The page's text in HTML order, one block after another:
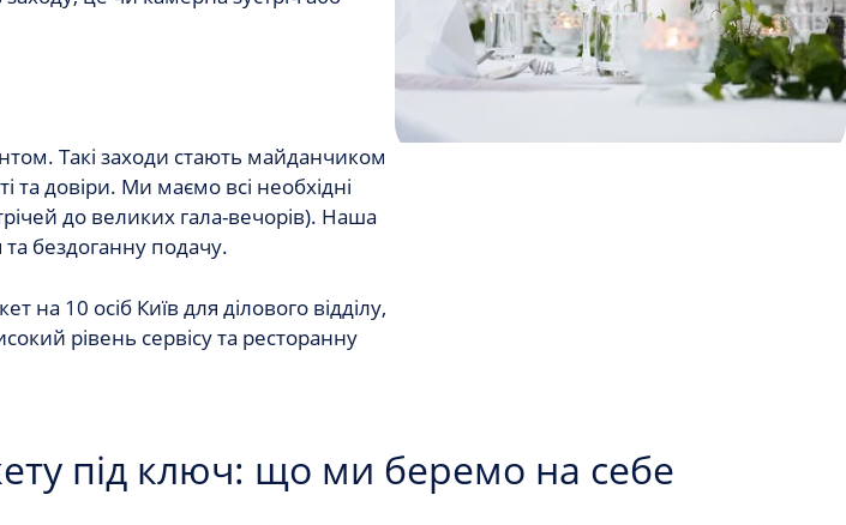
Такі заходи стають майданчиком
та довіри. Ми маємо всі необхідні
до великих гала-вечорів). Наша
бездоганну подачу.
10 осіб Київ для ділового відділу,
рівень сервісу та ресторанну
під ключ: що ми беремо на себе